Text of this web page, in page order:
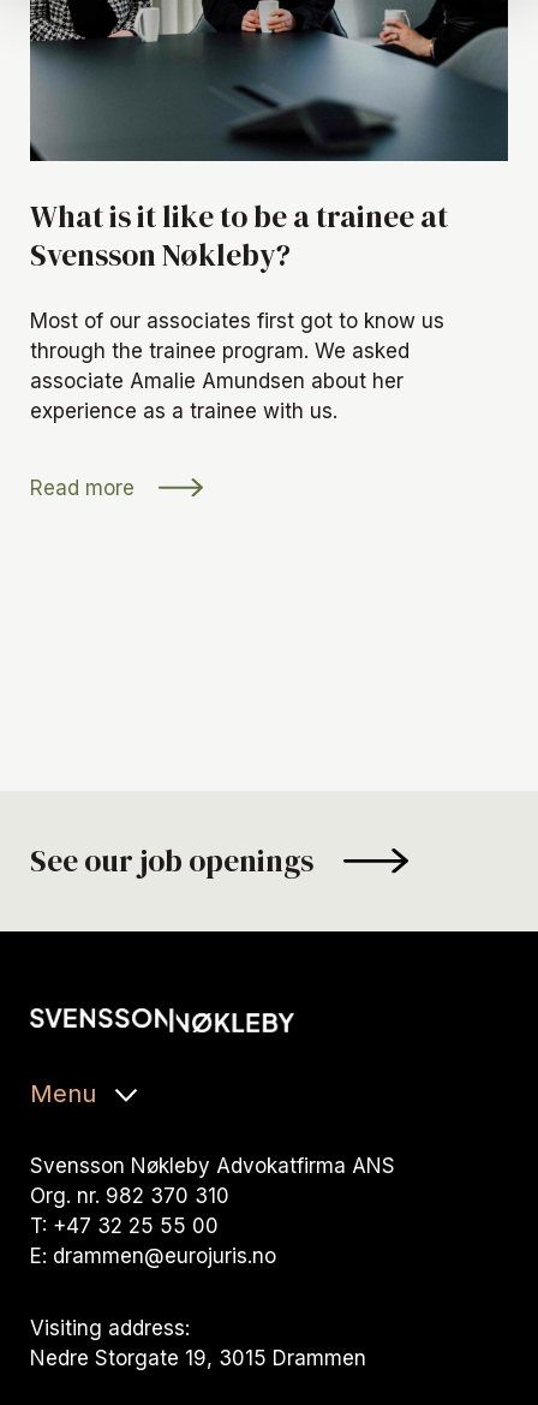
What is it like to be a trainee at
Svensson Nøkleby?
Most of our associates first got to know us
through the trainee program. We asked
associate Amalie Amundsen about her
experience as a trainee with us.
Read more
See our job openings
Menu
Svensson Nøkleby Advokatfirma ANS
Org. nr. 982 370 310
T: +47 32 25 55 00
E: drammen@eurojuris.no
Visiting address:
Nedre Storgate 19, 3015 Drammen